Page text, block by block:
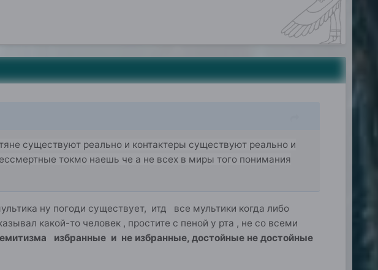
существуют реально и контактеры существуют реально и
токмо наешь че а не всех в миры того понимания
ну погоди существует, итд все мультики когда либо
какой-то человек , простите с пеной у рта , не со всеми
избранные и не избранные, достойные не достойные